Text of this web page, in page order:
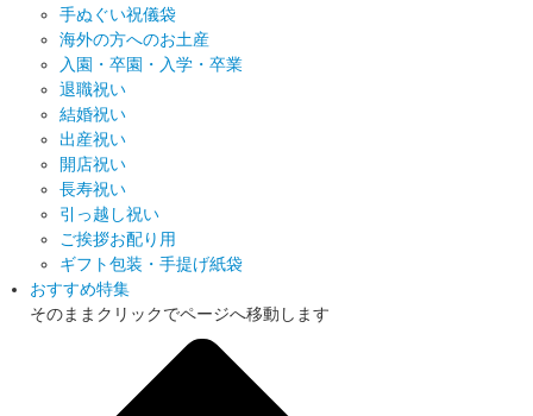
手ぬぐい祝儀袋
海外の方へのお土産
入園・卒園・入学・卒業
退職祝い
結婚祝い
出産祝い
開店祝い
長寿祝い
引っ越し祝い
ご挨拶お配り用
ギフト包装・手提げ紙袋
おすすめ特集
そのままクリックでページへ移動します